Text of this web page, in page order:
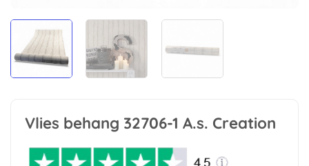
Vlies behang 32706-1 A.s. Creation